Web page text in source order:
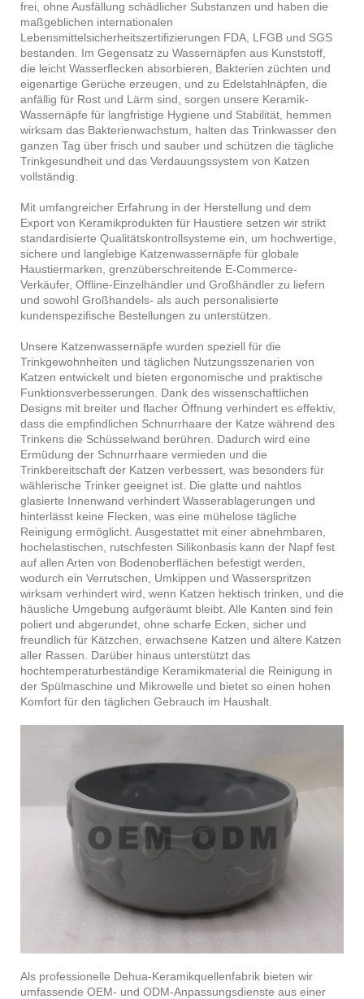
frei, ohne Ausfällung schädlicher Substanzen und haben die
maßgeblichen internationalen
Lebensmittelsicherheitszertifizierungen FDA, LFGB und SGS
bestanden. Im Gegensatz zu Wassernäpfen aus Kunststoff,
die leicht Wasserflecken absorbieren, Bakterien züchten und
eigenartige Gerüche erzeugen, und zu Edelstahlnäpfen, die
anfällig für Rost und Lärm sind, sorgen unsere Keramik-
Wassernäpfe für langfristige Hygiene und Stabilität, hemmen
wirksam das Bakterienwachstum, halten das Trinkwasser den
ganzen Tag über frisch und sauber und schützen die tägliche
Trinkgesundheit und das Verdauungssystem von Katzen
vollständig.
Mit umfangreicher Erfahrung in der Herstellung und dem
Export von Keramikprodukten für Haustiere setzen wir strikt
standardisierte Qualitätskontrollsysteme ein, um hochwertige,
sichere und langlebige Katzenwassernäpfe für globale
Haustiermarken, grenzüberschreitende E-Commerce-
Verkäufer, Offline-Einzelhändler und Großhändler zu liefern
und sowohl Großhandels- als auch personalisierte
kundenspezifische Bestellungen zu unterstützen.
Unsere Katzenwassernäpfe wurden speziell für die
Trinkgewohnheiten und täglichen Nutzungsszenarien von
Katzen entwickelt und bieten ergonomische und praktische
Funktionsverbesserungen. Dank des wissenschaftlichen
Designs mit breiter und flacher Öffnung verhindert es effektiv,
dass die empfindlichen Schnurrhaare der Katze während des
Trinkens die Schüsselwand berühren. Dadurch wird eine
Ermüdung der Schnurrhaare vermieden und die
Trinkbereitschaft der Katzen verbessert, was besonders für
wählerische Trinker geeignet ist. Die glatte und nahtlos
glasierte Innenwand verhindert Wasserablagerungen und
hinterlässt keine Flecken, was eine mühelose tägliche
Reinigung ermöglicht. Ausgestattet mit einer abnehmbaren,
hochelastischen, rutschfesten Silikonbasis kann der Napf fest
auf allen Arten von Bodenoberflächen befestigt werden,
wodurch ein Verrutschen, Umkippen und Wasserspritzen
wirksam verhindert wird, wenn Katzen hektisch trinken, und die
häusliche Umgebung aufgeräumt bleibt. Alle Kanten sind fein
poliert und abgerundet, ohne scharfe Ecken, sicher und
freundlich für Kätzchen, erwachsene Katzen und ältere Katzen
aller Rassen. Darüber hinaus unterstützt das
hochtemperaturbeständige Keramikmaterial die Reinigung in
der Spülmaschine und Mikrowelle und bietet so einen hohen
Komfort für den täglichen Gebrauch im Haushalt.
Als professionelle Dehua-Keramikquellenfabrik bieten wir
umfassende OEM- und ODM-Anpassungsdienste aus einer